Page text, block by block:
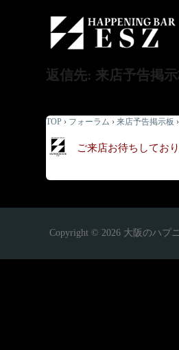
返信先: 来店予告掲
TOP › フォーラム › 来店予告掲示板 ›
ご来店お待ちしてお
Copyright © 2026 大阪のハプ